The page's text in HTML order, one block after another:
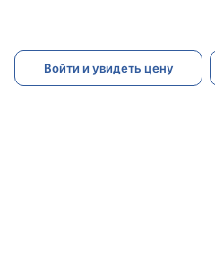
Войти и увидеть цену